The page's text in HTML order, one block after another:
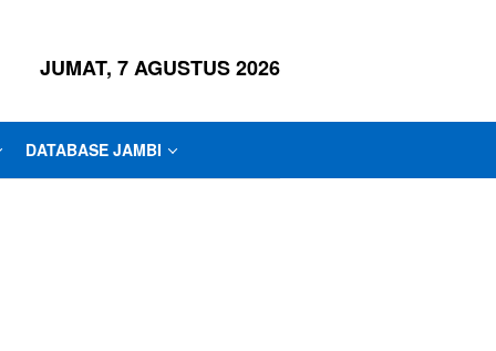
JUMAT, 7 AGUSTUS 2026
DATABASE JAMBI